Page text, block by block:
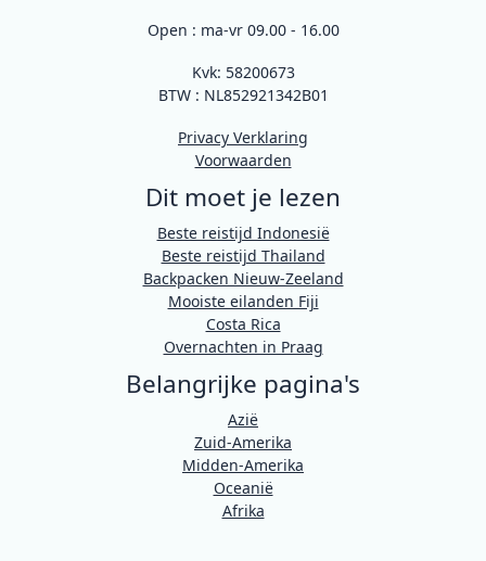
Open : ma-vr 09.00 - 16.00
Kvk: 58200673
BTW : NL852921342B01
Privacy Verklaring
Voorwaarden
Dit moet je lezen
Beste reistijd Indonesië
Beste reistijd Thailand
Backpacken Nieuw-Zeeland
Mooiste eilanden Fiji
Costa Rica
Overnachten in Praag
Belangrijke pagina's
Azië
Zuid-Amerika
Midden-Amerika
Oceanië
Afrika